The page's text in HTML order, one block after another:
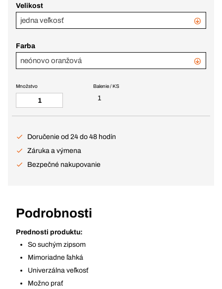
Velikost
jedna veľkosť
Farba
neónovo oranžová
Balenie / KS
1
Množstvo
Doručenie od 24 do 48 hodín
Záruka a výmena
Bezpečné nakupovanie
Podrobnosti
Prednosti produktu:
So suchým zipsom
Mimoriadne ľahká
Univerzálna veľkosť
Možno prať